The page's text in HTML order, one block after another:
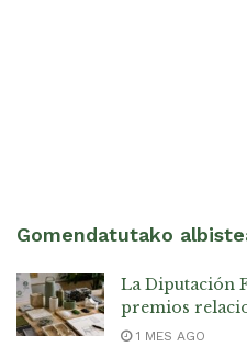
Gomendatutako
La Diputación
premios
1 MES AGO